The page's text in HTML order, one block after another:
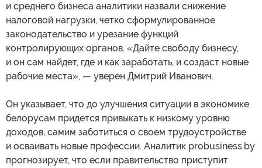
и среднего бизнеса аналитики назвали снижение
налоговой нагрузки, четко сформулированное
законодательство и урезание функций
контролирующих органов. «Дайте свободу бизнесу,
и он сам найдет, где и как заработать, и создаст новые
рабочие места», — уверен Дмитрий Иванович.
Он указывает, что до улучшения ситуации в экономике
белорусам придется привыкать к низкому уровню
доходов, самим заботиться о своем трудоустройстве
и осваивать новые профессии. Аналитик probusiness.by
прогнозирует, что если правительство приступит